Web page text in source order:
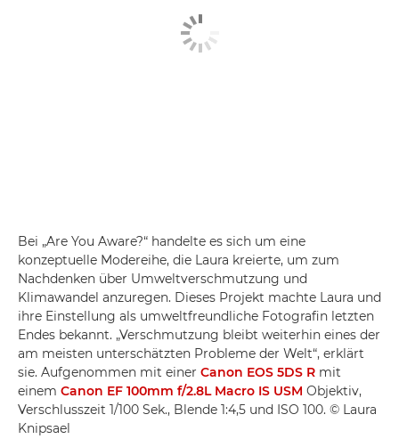
Bei „Are You Aware?“ handelte es sich um eine
konzeptuelle Modereihe, die Laura kreierte, um zum
Nachdenken über Umweltverschmutzung und
Klimawandel anzuregen. Dieses Projekt machte Laura und
ihre Einstellung als umweltfreundliche Fotografin letzten
Endes bekannt. „Verschmutzung bleibt weiterhin eines der
am meisten unterschätzten Probleme der Welt“, erklärt
sie. Aufgenommen mit einer Canon EOS 5DS R mit
einem Canon EF 100mm f/2.8L Macro IS USM Objektiv,
Verschlusszeit 1/100 Sek., Blende 1:4,5 und ISO 100. © Laura
Knipsael